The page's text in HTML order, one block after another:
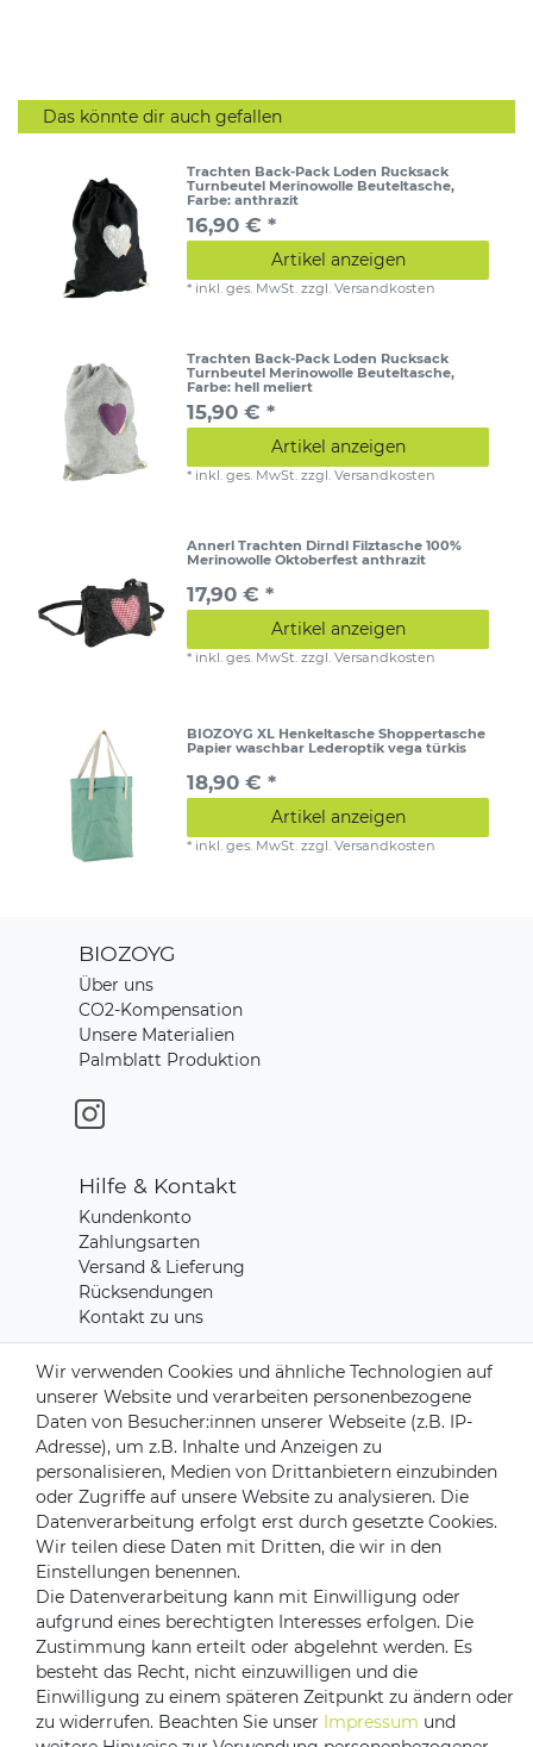
Das könnte dir auch gefallen
Trachten Back-Pack Loden Rucksack
Turnbeutel Merinowolle Beuteltasche,
Farbe: anthrazit
16,90 € *
Artikel anzeigen
* inkl. ges. MwSt. zzgl.Versandkosten
Trachten Back-Pack Loden Rucksack
Turnbeutel Merinowolle Beuteltasche,
Farbe: hell meliert
15,90 € *
Artikel anzeigen
* inkl. ges. MwSt. zzgl.Versandkosten
Annerl Trachten Dirndl Filztasche 100%
Merinowolle Oktoberfest anthrazit
17,90 € *
Artikel anzeigen
* inkl. ges. MwSt. zzgl.Versandkosten
BIOZOYG XL Henkeltasche Shoppertasche
Papier waschbar Lederoptik vega türkis
18,90 € *
Artikel anzeigen
* inkl. ges. MwSt. zzgl.Versandkosten
BIOZOYG
Über uns
CO2-Kompensation
Unsere Materialien
Palmblatt Produktion
Hilfe & Kontakt
Kundenkonto
Zahlungsarten
Versand & Lieferung
Rücksendungen
Kontakt zu uns
Zahlungsanbieter
Versandpartner
Impressum Daten­schutz­erklärung
AGB
Wir verwenden Cookies und ähnliche Technologien auf
unserer Website und verarbeiten personenbezogene
Daten von Besucher:innen unserer Webseite (z.B. IP-
Adresse), um z.B. Inhalte und Anzeigen zu
personalisieren, Medien von Drittanbietern einzubinden
oder Zugriffe auf unsere Website zu analysieren. Die
Datenverarbeitung erfolgt erst durch gesetzte Cookies.
Wir teilen diese Daten mit Dritten, die wir in den
Einstellungen benennen.
Die Datenverarbeitung kann mit Einwilligung oder
aufgrund eines berechtigten Interesses erfolgen. Die
Zustimmung kann erteilt oder abgelehnt werden. Es
besteht das Recht, nicht einzuwilligen und die
Einwilligung zu einem späteren Zeitpunkt zu ändern oder
zu widerrufen. Beachten Sie unser Impressum und